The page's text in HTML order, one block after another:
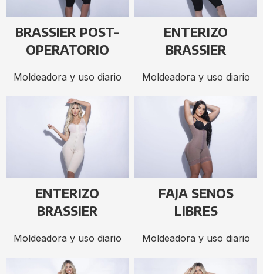
BRASSIER POST-
OPERATORIO
Moldeadora y uso diario
ENTERIZO
BRASSIER
Moldeadora y uso diario
ENTERIZO
BRASSIER
Moldeadora y uso diario
FAJA SENOS
LIBRES
Moldeadora y uso diario